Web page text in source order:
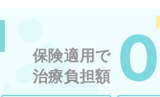
保険適用で
治療負担額 0